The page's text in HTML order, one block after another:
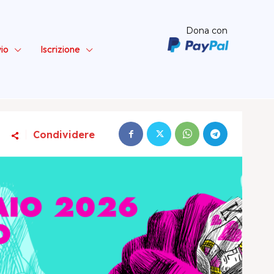
– Sinistra
Iscrizione
Dona con
Condividere